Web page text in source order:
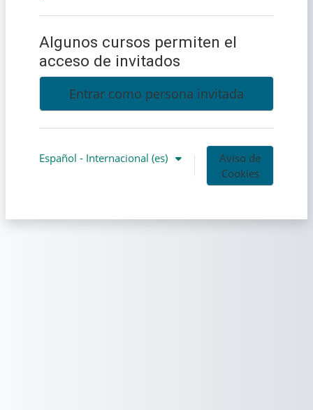
Algunos cursos permiten el
acceso de invitados
Entrar como persona invitada
Español - Internacional ‎(es)‎
Aviso de
Cookies